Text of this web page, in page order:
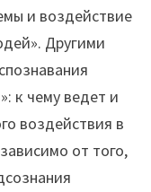
и воздействие
Другими
к чему ведет и
воздействия в
от того,